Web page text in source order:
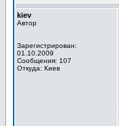
kiev
Автор
Зарегистрирован:
01.10.2009
Сообщения: 107
Откуда: Киев